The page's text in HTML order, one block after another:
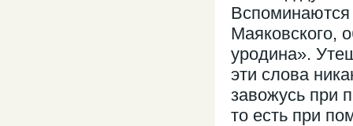
Вспоминаются
Маяковского,
уродина».
эти слова
завожусь при
то есть при